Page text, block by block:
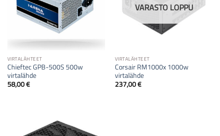
VIRTALÄHTEET
Chieftec GPB-500S 500w
virtalähde
58,00€
VARASTO LOPPU
VIRTALÄHTEET
Corsair RM1000x 1000w
virtalähde
237,00€